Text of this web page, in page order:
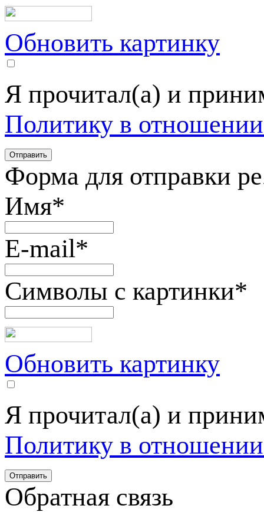
Обновить картинку
Я прочитал(а) и
Политику в
Форма для отправки
Имя*
E-mail*
Символы с картинки*
Обновить картинку
Я прочитал(а) и
Политику в
Обратная связь